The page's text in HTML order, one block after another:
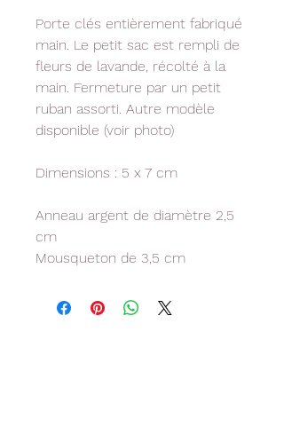
Porte clés entièrement fabriqué
main. Le petit sac est rempli de
fleurs de lavande, récolté à la
main. Fermeture par un petit
ruban assorti. Autre modèle
disponible (voir photo)
Dimensions : 5 x 7 cm
Anneau argent de diamètre 2,5
cm
Mousqueton de 3,5 cm